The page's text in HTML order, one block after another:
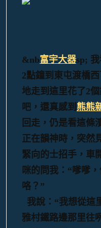
&nb富宇大器sp;
2點鐘到東屯渡橋
地走到這里花了2
吧，還真感到 熊熊
回走，仍是看這條
正在韻神時，突然
緊向的士招手，車
咪的問我：“嗲嗲
咯？”
我說：“我想從這
雅村鐵路邊那里往